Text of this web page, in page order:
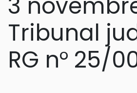
Tribunal
RG n° 25/